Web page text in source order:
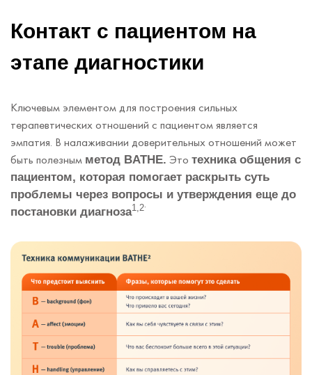
Контакт с пациентом на
этапе диагностики
Ключевым элементом для построения сильных
терапевтических отношений с пациентом является
эмпатия. В налаживании доверительных отношений может
быть полезным метод BATHE. Это техника общения с
пациентом, которая помогает раскрыть суть
проблемы через вопросы и утверждения еще до
постановки диагноза1,2.